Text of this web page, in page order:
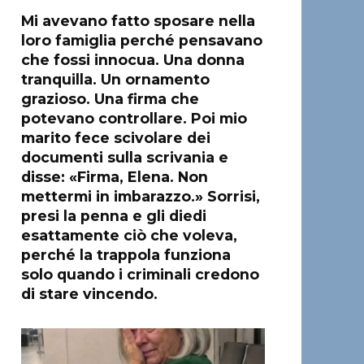
Mi avevano fatto sposare nella
loro famiglia perché pensavano
che fossi innocua. Una donna
tranquilla. Un ornamento
grazioso. Una firma che
potevano controllare. Poi mio
marito fece scivolare dei
documenti sulla scrivania e
disse: «Firma, Elena. Non
mettermi in imbarazzo.» Sorrisi,
presi la penna e gli diedi
esattamente ciò che voleva,
perché la trappola funziona
solo quando i criminali credono
di stare vincendo.